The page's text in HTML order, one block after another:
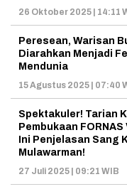
26 Oktober 2025 | 14:11
Peresean, Warisan
Diarahkan Menjadi
Mendunia
15 Agustus 2025 | 07:40
Spektakuler! Tarian
Pembukaan
Ini Penjelasan Sang
Mulawarman!
27 Juli 2025 | 09:21 WIB